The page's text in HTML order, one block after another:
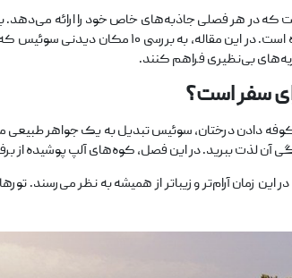
بی‌نظیری فراهم کنند.
سفر است؟
دادن درختان، سوئیس تبدیل به یک جواهر
آن لذت ببرید. در این فصل، کوه‌های آلپ پوشیده
زمان آرام‌تر و زیباتر از همیشه به نظر می‌رسند.